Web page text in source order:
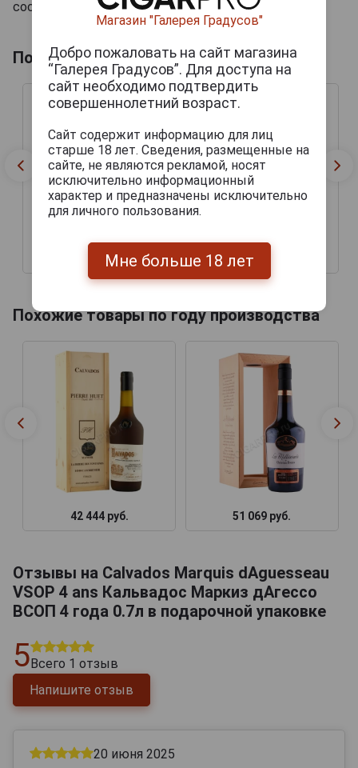
составе коктейлей.
Похожие товары по выдержке лет
2 754 руб. 5 691 руб.
Похожие товары по году производства
42 444 руб. 51 069 руб.
Отзывы на Calvados Marquis dAguesseau
VSOP 4 ans Кальвадос Маркиз дАгессо
ВСОП 4 года 0.7л в подарочной упаковке
5 Всего 1 отзыв
Напишите отзыв
20 июня 2025
Магазин "Галерея Градусов"
Добро пожаловать на сайт магазина
“Галерея Градусов”. Для доступа на
сайт необходимо подтвердить
совершеннолетний возраст.
Сайт содержит информацию для лиц
старше 18 лет. Сведения, размещенные на
сайте, не являются рекламой, носят
исключительно информационный
характер и предназначены исключительно
для личного пользования.
Мне больше 18 лет